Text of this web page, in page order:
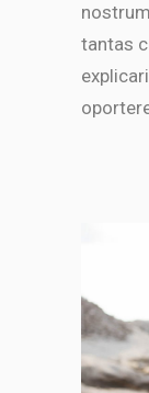
tantas